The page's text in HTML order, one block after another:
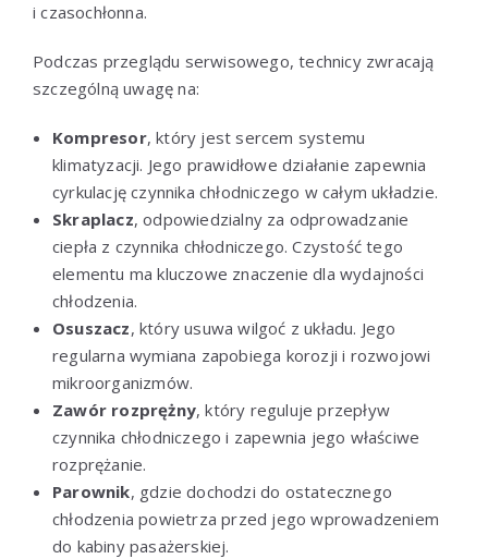
i czasochłonna.
Podczas przeglądu serwisowego, technicy zwracają
szczególną uwagę na:
Kompresor, który jest sercem systemu
klimatyzacji. Jego prawidłowe działanie zapewnia
cyrkulację czynnika chłodniczego w całym układzie.
Skraplacz, odpowiedzialny za odprowadzanie
ciepła z czynnika chłodniczego. Czystość tego
elementu ma kluczowe znaczenie dla wydajności
chłodzenia.
Osuszacz, który usuwa wilgoć z układu. Jego
regularna wymiana zapobiega korozji i rozwojowi
mikroorganizmów.
Zawór rozprężny, który reguluje przepływ
czynnika chłodniczego i zapewnia jego właściwe
rozprężanie.
Parownik, gdzie dochodzi do ostatecznego
chłodzenia powietrza przed jego wprowadzeniem
do kabiny pasażerskiej.